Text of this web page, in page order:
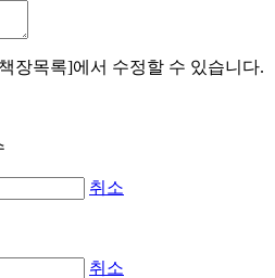
장목록]에서 수정할 수 있습니다.
취소
취소